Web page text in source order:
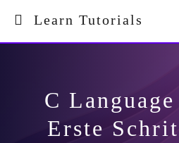
Learn Tutorials
C
Erste